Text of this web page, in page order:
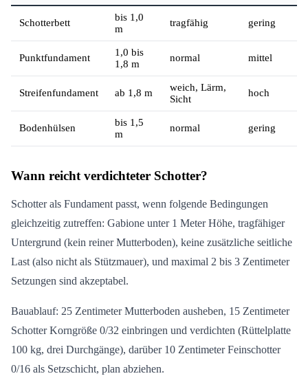
Schotterbett
bis 1,0
m
tragfähig gering
Punktfundament
1,0 bis
1,8 m
normal mittel
Streifenfundament ab 1,8 m
weich, Lärm,
Sicht
hoch
Bodenhülsen
bis 1,5
m
normal gering
Wann reicht verdichteter Schotter?
Schotter als Fundament passt, wenn folgende Bedingungen
gleichzeitig zutreffen: Gabione unter 1 Meter Höhe, tragfähiger
Untergrund (kein reiner Mutterboden), keine zusätzliche seitliche
Last (also nicht als Stützmauer), und maximal 2 bis 3 Zentimeter
Setzungen sind akzeptabel.
Bauablauf: 25 Zentimeter Mutterboden ausheben, 15 Zentimeter
Schotter Korngröße 0/32 einbringen und verdichten (Rüttelplatte
100 kg, drei Durchgänge), darüber 10 Zentimeter Feinschotter
0/16 als Setzschicht, plan abziehen.